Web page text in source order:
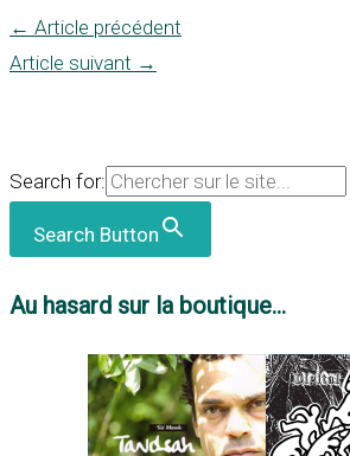
← Article précédent
Article suivant →
Search for:
Search Button
Au hasard sur la boutique...